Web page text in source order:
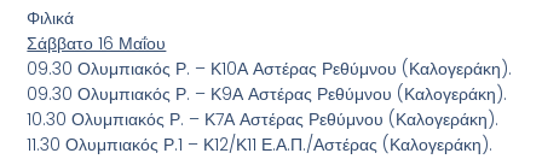
Φιλικά
Σάββατο 16 Μαΐου
09.30 Ολυμπιακός Ρ. – Κ10Α Αστέρας Ρεθύμνου (Καλογεράκη).
09.30 Ολυμπιακός Ρ. – Κ9Α Αστέρας Ρεθύμνου (Καλογεράκη).
10.30 Ολυμπιακός Ρ. – Κ7Α Αστέρας Ρεθύμνου (Καλογεράκη).
11.30 Ολυμπιακός Ρ.1 – Κ12/Κ11 Ε.Α.Π./Αστέρας (Καλογεράκη).